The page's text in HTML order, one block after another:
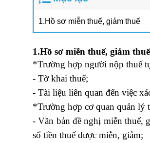
1.Hồ sơ miễn thuế, giảm thuế
1.Hồ sơ miễn thuế, giảm thuế
*Trường hợp người nộp thuế
- Tờ khai thuế;
- Tài liệu liên quan đến việc
*Trường hợp cơ quan quản lý
- Văn bản đề nghị miễn thuế,
số tiền thuế được miễn, giảm;